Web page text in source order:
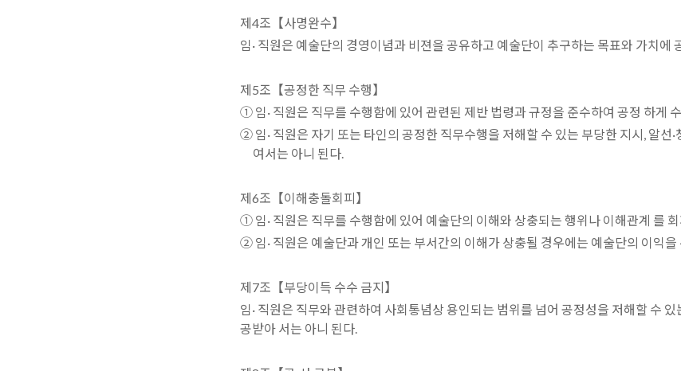
제4조【사명완수】
임· 직원은 예술단의 경영이념과 비젼을 공유하고 예술단이 추구하는 목표와 가치에
제5조【공정한 직무 수행】
① 임· 직원은 직무를 수행함에 있어 관련된 제반 법령과 규정을 준수하여 공정 하게
② 임· 직원은 자기 또는 타인의 공정한 직무수행을 저해할 수 있는 부당한 지시, 알선
여서는 아니 된다.
제6조【이해충돌회피】
① 임· 직원은 직무를 수행함에 있어 예술단의 이해와 상충되는 행위나 이해관계 를
② 임· 직원은 예술단과 개인 또는 부서간의 이해가 상충될 경우에는 예술단의 이익
제7조【부당이득 수수 금지】
임· 직원은 직무와 관련하여 사회통념상 용인되는 범위를 넘어 공정성을 저해할 수
공받아 서는 아니 된다.